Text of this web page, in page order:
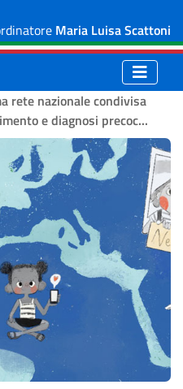
Maria Luisa Scattoni
rete nazionale condivisa
e diagnosi precoc...